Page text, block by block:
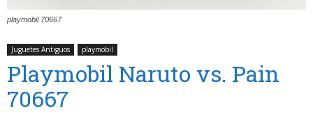
playmobil 70667
Juguetes Antiguos playmobil
Playmobil Naruto vs. Pain
70667